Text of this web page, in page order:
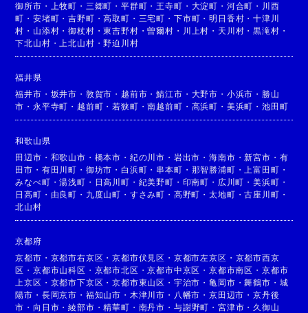
御所市 ・ 上牧町 ・ 三郷町 ・平群町 ・ 王寺町 ・ 大淀町 ・ 河合町 ・ 川西
町 ・安堵町 ・吉野町 ・高取町 ・ 三宅町 ・ 下市町 ・明日香村 ・十津川
村 ・ 山添村 ・御杖村 ・東吉野村 ・曽爾村 ・ 川上村 ・ 天川村 ・黒滝村 ・
下北山村 ・ 上北山村 ・野迫川村
福井県
福井市 ・ 坂井市 ・ 敦賀市 ・ 越前市 ・鯖江市 ・ 大野市 ・ 小浜市 ・ 勝山
市 ・永平寺町 ・ 越前町 ・若狭町 ・南越前町 ・ 高浜町 ・ 美浜町 ・ 池田町
和歌山県
田辺市 ・ 和歌山市 ・ 橋本市 ・ 紀の川市 ・ 岩出市 ・海南市 ・新宮市 ・ 有
田市 ・ 有田川町 ・ 御坊市 ・ 白浜町 ・ 串本町 ・ 那智勝浦町 ・ 上富田町 ・
みなべ町 ・湯浅町 ・ 日高川町 ・ 紀美野町 ・ 印南町 ・ 広川町 ・美浜町 ・
日高町 ・ 由良町 ・ 九度山町 ・ すさみ町 ・ 高野町 ・太地町 ・古座川町 ・
北山村
京都府
京都市 ・ 京都市右京区 ・京都市伏見区 ・ 京都市左京区 ・ 京都市西京
区 ・京都市山科区 ・ 京都市北区 ・京都市中京区 ・京都市南区 ・ 京都市
上京区 ・ 京都市下京区 ・京都市東山区 ・ 宇治市 ・亀岡市 ・舞鶴市 ・ 城
陽市 ・ 長岡京市 ・ 福知山市 ・ 木津川市 ・ 八幡市 ・京田辺市 ・京丹後
市 ・向日市 ・綾部市 ・精華町 ・ 南丹市 ・ 与謝野町 ・ 宮津市 ・ 久御山